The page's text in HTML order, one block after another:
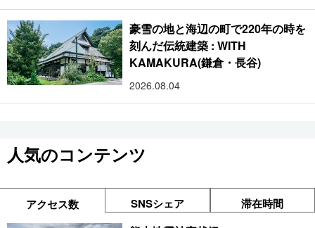
豪雪の地と海辺の町で220年の時を
刻んだ伝統建築 : WITH
KAMAKURA(鎌倉・長谷)
2026.08.04
人気のコンテンツ
アクセス数 SNSシェア 滞在時間